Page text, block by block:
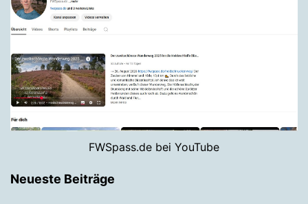
FWSpass.de bei YouTube
Neueste Beiträge